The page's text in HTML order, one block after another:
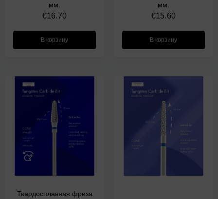
мм.
€16.70
В корзину
мм.
€15.60
В корзину
Твердосплавная фреза